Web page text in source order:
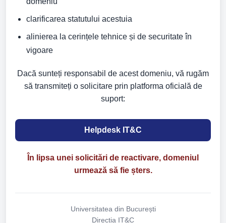
clarificarea statutului acestuia
alinierea la cerințele tehnice și de securitate în
vigoare
Dacă sunteți responsabil de acest domeniu, vă rugăm
să transmiteți o solicitare prin platforma oficială de
suport:
Helpdesk IT&C
În lipsa unei solicitări de reactivare, domeniul
urmează să fie șters.
Universitatea din București
Direcția IT&C